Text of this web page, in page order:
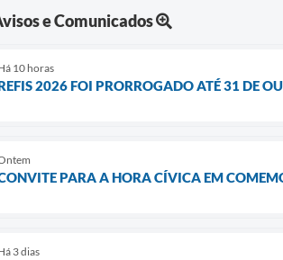
e Comunicados
10 horas
2026 FOI PRORROGADO ATÉ 31 DE
PARA A HORA CÍVICA EM
3 dias